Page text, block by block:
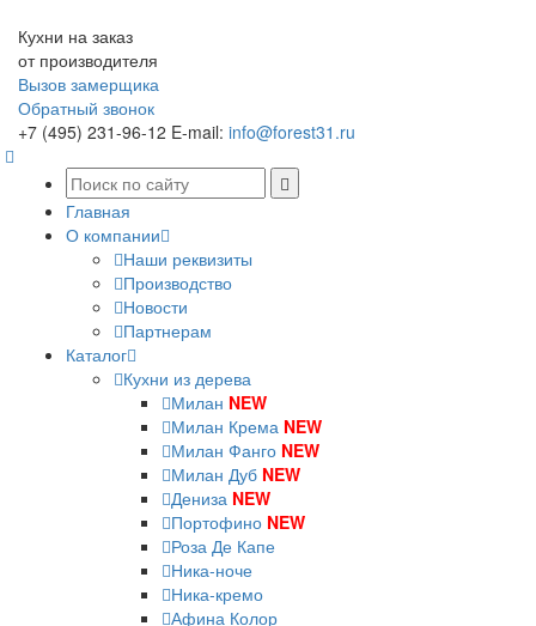
Кухни на заказ
от производителя
Вызов замерщика
Обратный звонок
+7 (495) 231-96-12 E-mail: info@forest31.ru
Главная
О компании
Наши реквизиты
Производство
Новости
Партнерам
Каталог
Кухни из дерева
Милан NEW
Милан Крема NEW
Милан Фанго NEW
Милан Дуб NEW
Дениза NEW
Портофино NEW
Роза Де Капе
Ника-ноче
Ника-кремо
Афина Колор